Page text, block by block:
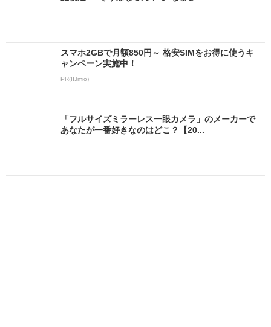
スマホ2GBで月額850円～ 格安SIMをお得に使うキ
ャンペーン実施中！
PR(IIJmio)
「フルサイズミラーレス一眼カメラ」のメーカーで
あなたが一番好きなのはどこ？【20...